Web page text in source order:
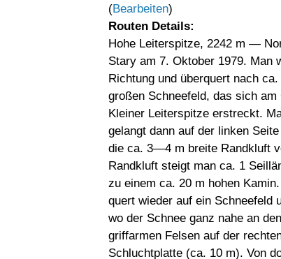
(Bearbeiten)
Routen Details:
Hohe Leiterspitze, 2242 m —
Stary am 7. Oktober 1979. Man
Richtung und überquert nach
großen Schneefeld, das sich
Kleiner Leiterspitze erstreckt.
gelangt dann auf der linken
die ca. 3—4 m breite Randkluft
Randkluft steigt man ca. 1
zu einem ca. 20 m hohen
quert wieder auf ein Schneefeld
wo der Schnee ganz nahe an
griffarmen Felsen auf der
Schluchtplatte (ca. 10 m). Von